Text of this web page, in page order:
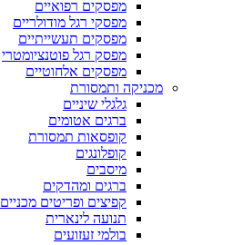
מפסקים רפואיים
מפסקי רגל מודולריים
מפסקים תעשייתיים
מפסק רגל פוטנציומטרי
מפסקים אלחוטיים
מכניקה ותמסורת
גלגלי שיניים
ברגים אטומים
קופסאות תמסורת
קופלונגים
מיסבים
ברגים ומהדקים
קפיצים ופריטים מכניים
תנועה לינארית
בולמי זעזועים